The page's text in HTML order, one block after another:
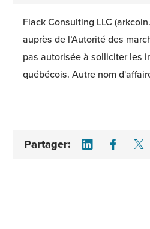
Flack Consulting LLC
auprès de l’Autorité des
pas autorisée à solliciter les
québécois. Autre nom
Partager: Share on